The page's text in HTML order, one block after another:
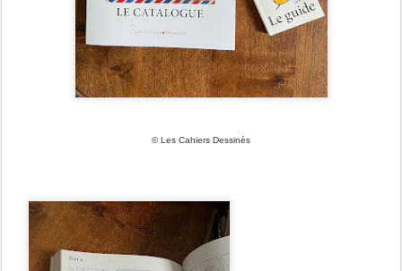
© Les Cahiers Dessinés